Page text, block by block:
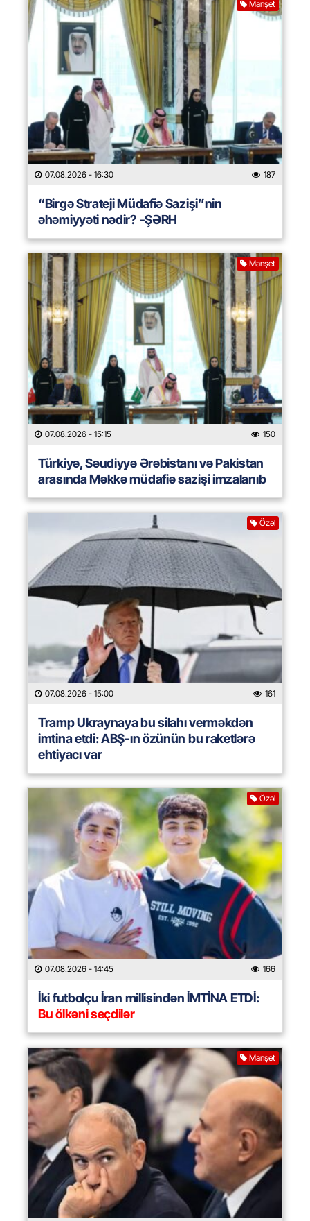
Manşet
07.08.2026 - 16:30 187
“Birgə Strateji Müdafiə Sazişi”nin
əhəmiyyəti nədir? -ŞƏRH
Manşet
07.08.2026 - 15:15 150
Türkiyə, Səudiyyə Ərəbistanı və Pakistan
arasında Məkkə müdafiə sazişi imzalanıb
Özəl
07.08.2026 - 15:00 161
Tramp Ukraynaya bu silahı verməkdən
imtina etdi: ABŞ-ın özünün bu raketlərə
ehtiyacı var
Özəl
07.08.2026 - 14:45 166
İki futbolçu İran millisindən İMTİNA ETDİ:
Bu ölkəni seçdilər
Manşet